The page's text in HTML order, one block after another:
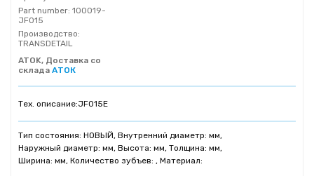
Part number: 100019-
JF015
Производство:
TRANSDETAIL
ATOK, Доставка со
склада АТОК
Тех. описание:JF015E
Тип состояния: НОВЫЙ, Внутренний диаметр: мм,
Наружный диаметр: мм, Высота: мм, Толщина: мм,
Ширина: мм, Количество зубъев: , Материал: